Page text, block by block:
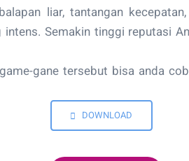
liar, tantangan
intens. Semakin tinggi reputasi
gane tersebut bisa anda
DOWNLOAD